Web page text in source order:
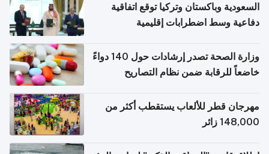
السعودية وباكستان وتركيا توقع اتفاقية
دفاعية وسط اضطرابات إقليمية
وزارة الصحة تصدر إرشادات حول 140 دواءً
خاضعاً للرقابة ضمن نظام التصاريح
مهرجان قطر للألعاب يستقطب أكثر من
148,000 زائر